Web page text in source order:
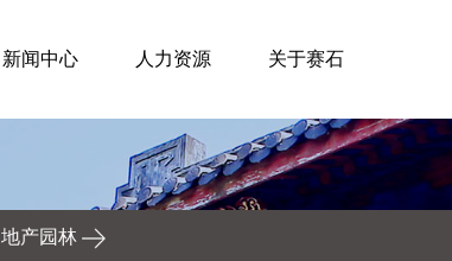
新闻中心 人力资源 关于赛石
地产园林